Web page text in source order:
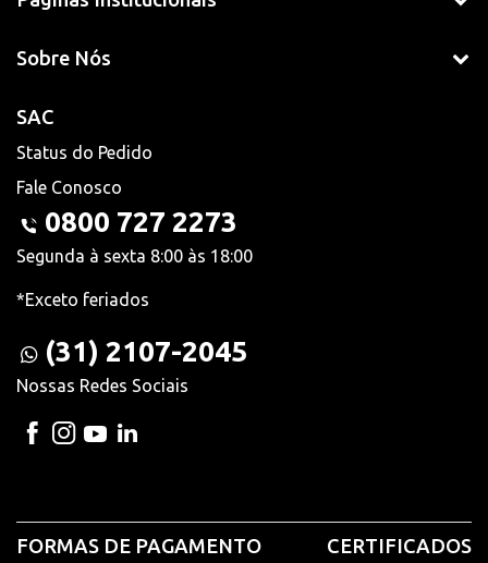
Sobre Nós
SAC
Status do Pedido
Fale Conosco
0800 727 2273
Segunda à sexta 8:00 às 18:00
*Exceto feriados
(31) 2107-2045
Nossas Redes Sociais
FORMAS DE PAGAMENTO CERTIFICADOS